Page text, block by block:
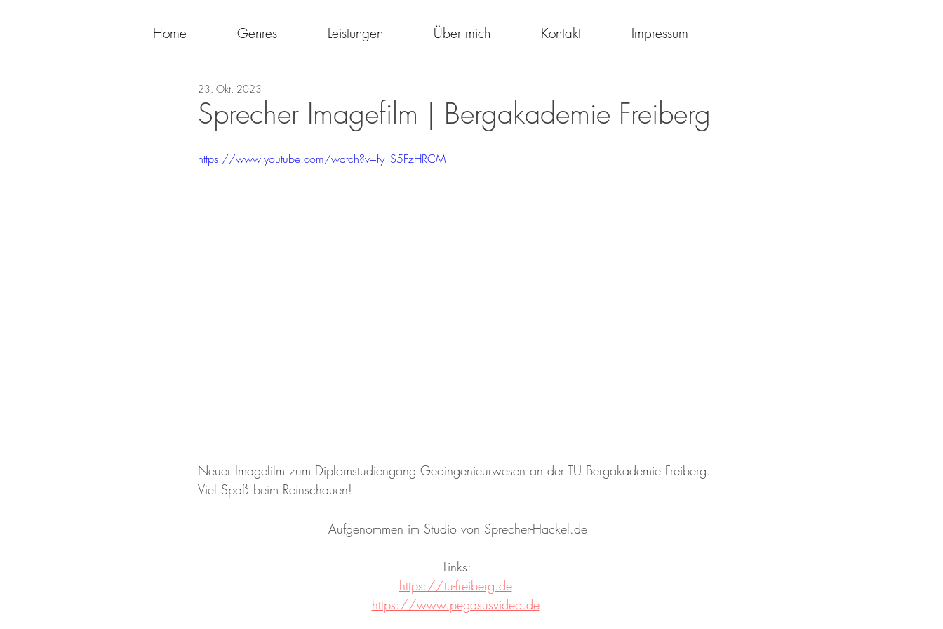
Home Genres Leistungen Über mich Kontakt Impressum
Sprecher Imagefilm | Bergakademie Freiberg
23. Okt. 2023
https://www.youtube.com/watch?v=fy_S5FzHRCM
Neuer Imagefilm zum Diplomstudiengang Geoingenieurwesen an der TU Bergakademie Freiberg.
Viel Spaß beim Reinschauen!
Aufgenommen im Studio von Sprecher-Hackel.de
Links:
https://tu-freiberg.de
https://www.pegasusvideo.de